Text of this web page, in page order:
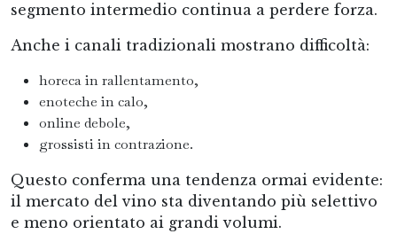
segmento intermedio continua a perdere forza.
Anche i canali tradizionali mostrano difficoltà:
horeca in rallentamento,
enoteche in calo,
online debole,
grossisti in contrazione.
Questo conferma una tendenza ormai evidente:
il mercato del vino sta diventando più selettivo
e meno orientato ai grandi volumi.